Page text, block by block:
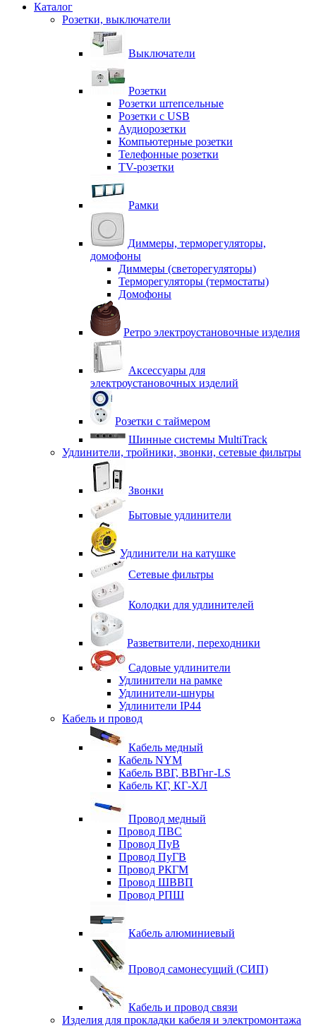
Каталог
Розетки, выключатели
Выключатели
Розетки
Розетки штепсельные
Розетки с USB
Аудиорозетки
Компьютерные розетки
Телефонные розетки
TV-розетки
Рамки
Диммеры, терморегуляторы,
домофоны
Диммеры (светорегуляторы)
Терморегуляторы (термостаты)
Домофоны
Ретро электроустановочные изделия
Аксессуары для
электроустановочных изделий
Розетки с таймером
Шинные системы MultiTrack
Удлинители, тройники, звонки, сетевые фильтры
Звонки
Бытовые удлинители
Удлинители на катушке
Сетевые фильтры
Колодки для удлинителей
Разветвители, переходники
Садовые удлинители
Удлинители на рамке
Удлинители-шнуры
Удлинители IP44
Кабель и провод
Кабель медный
Кабель NYM
Кабель ВВГ, ВВГнг-LS
Кабель КГ, КГ-ХЛ
Провод медный
Провод ПВС
Провод ПуВ
Провод ПуГВ
Провод РКГМ
Провод ШВВП
Провод РПШ
Кабель алюминиевый
Провод самонесущий (СИП)
Кабель и провод связи
Изделия для прокладки кабеля и электромонтажа